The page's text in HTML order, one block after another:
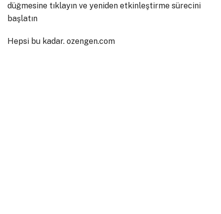
düğmesine tıklayın ve yeniden etkinleştirme sürecini
başlatın
Hepsi bu kadar. ozengen.com